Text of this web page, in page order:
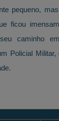
pequeno,
ficou
seu caminho
Policial Militar,